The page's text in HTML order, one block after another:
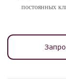
постоянных